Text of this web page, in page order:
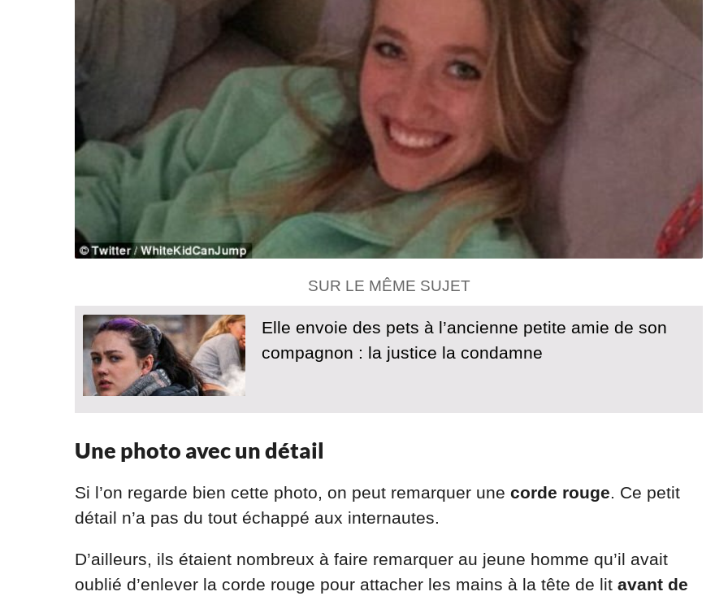
SUR LE MÊME SUJET
Elle envoie des pets à l’ancienne petite amie de son
compagnon : la justice la condamne
Une photo avec un détail
Si l’on regarde bien cette photo, on peut remarquer une corde rouge. Ce petit
détail n’a pas du tout échappé aux internautes.
D’ailleurs, ils étaient nombreux à faire remarquer au jeune homme qu’il avait
oublié d’enlever la corde rouge pour attacher les mains à la tête de lit avant de